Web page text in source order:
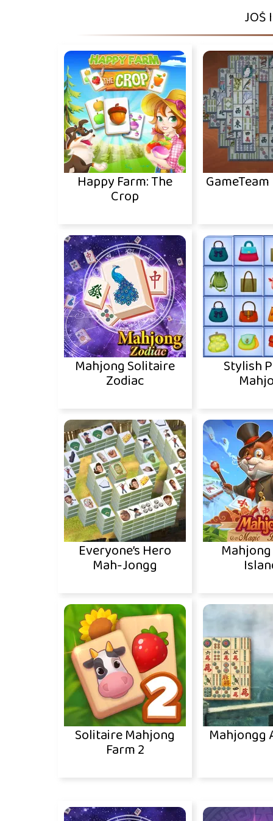
JOŠ
Happy Farm: The
Crop
Mahjong Solitaire
Zodiac
Stylish
Everyone’s Hero
Mah-Jongg
Solitaire Mahjong
Farm 2